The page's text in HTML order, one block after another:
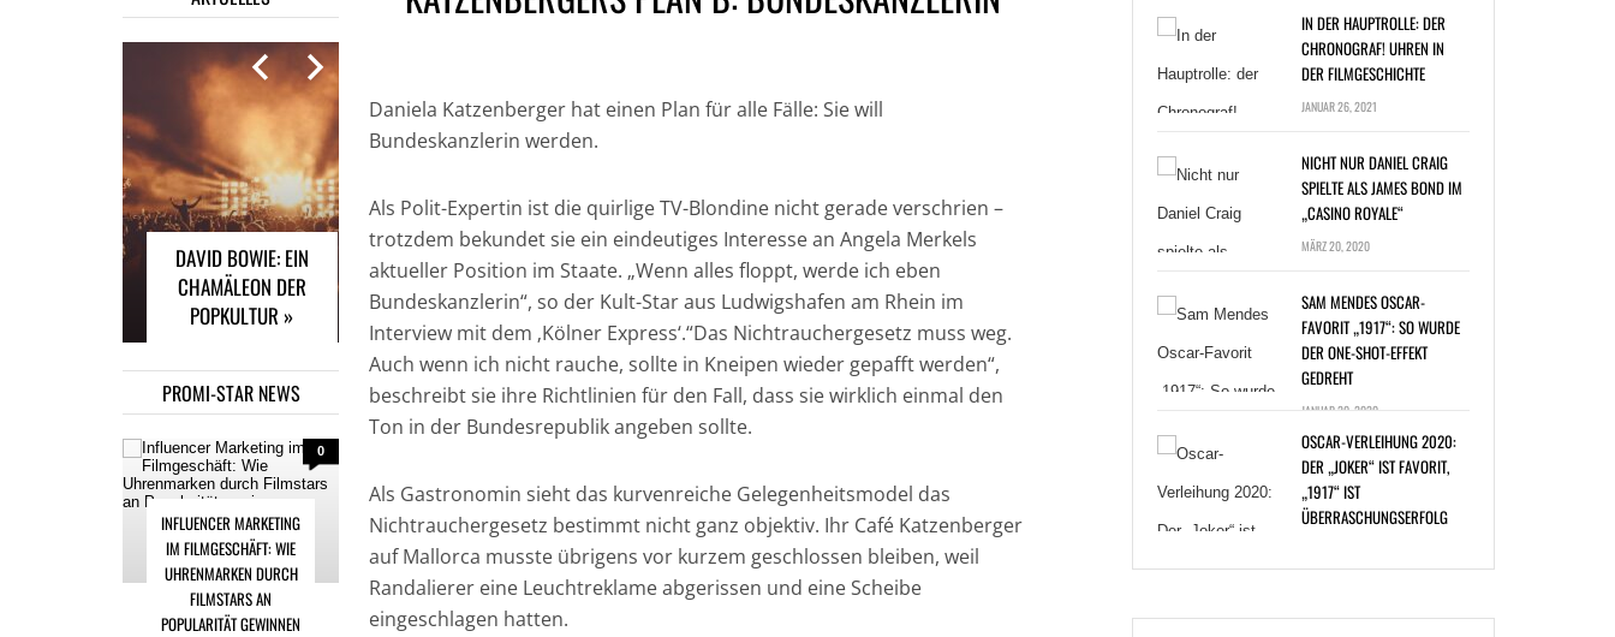
DAVID BOWIE: EIN
CHAMÄLEON DER
POPKULTUR »
INFLUENCER
FILMGESCHÄFT: WIE
UHRENMARKEN
DURCH FILMSTARS
AN POPULARITÄT
GEWINNEN »
IN DER HAUPTROLLE:
DER CHRONOGRAF!
UHREN IN DER
FILMGESCHICHTE »
GESUND UND GUT
FÜR DICH UND DIE
UMWELT:
NACHHALTIGE
HAARPFLEGE »
NICHT NUR DANIEL
CRAIG SPIELTE ALS
„CASINO ROYALE“ »
PROMI-STAR NEWS
0
INFLUENCER MARKETING
IM FILMGESCHÄFT: WIE
UHRENMARKEN DURCH
FILMSTARS AN
POPULARITÄT GEWINNEN
Daniela Katzenberger hat einen Plan für alle Fälle: Sie will
Bundeskanzlerin werden.
Als Polit-Expertin ist die quirlige TV-Blondine nicht gerade verschrien –
trotzdem bekundet sie ein eindeutiges Interesse an Angela Merkels
aktueller Position im Staate. „Wenn alles floppt, werde ich eben
Bundeskanzlerin“, so der Kult-Star aus Ludwigshafen am Rhein im
Interview mit dem ‚Kölner Express‘.“Das Nichtrauchergesetz muss weg.
Auch wenn ich nicht rauche, sollte in Kneipen wieder gepafft werden“,
beschreibt sie ihre Richtlinien für den Fall, dass sie wirklich einmal den
Ton in der Bundesrepublik angeben sollte.
Als Gastronomin sieht das kurvenreiche Gelegenheitsmodel das
Nichtrauchergesetz bestimmt nicht ganz objektiv. Ihr Café Katzenberger
auf Mallorca musste übrigens vor kurzem geschlossen bleiben, weil
Randalierer eine Leuchtreklame abgerissen und eine Scheibe
eingeschlagen hatten.
IN DER HAUPTROLLE: DER
CHRONOGRAF! UHREN IN
DER FILMGESCHICHTE
JANUAR 26, 2021
NICHT NUR DANIEL CRAIG
SPIELTE ALS JAMES BOND IM
„CASINO ROYALE“
MÄRZ 20, 2020
SAM MENDES OSCAR-
FAVORIT „1917“: SO WURDE
DER ONE-SHOT-EFFEKT
GEDREHT
JANUAR 20, 2020
OSCAR-VERLEIHUNG 2020:
DER „JOKER“ IST FAVORIT,
„1917“ IST
ÜBERRASCHUNGSERFOLG